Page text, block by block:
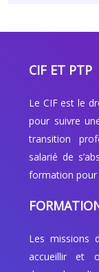
CIF ET PTP
Le CIF est le
pour suivre
transition
salarié de
formation pour
Les missions
accueillir et